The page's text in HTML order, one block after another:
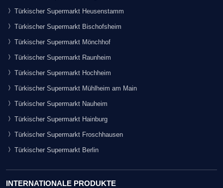
Türkischer Supermarkt Heusenstamm
Türkischer Supermarkt Bischofsheim
Türkischer Supermarkt Mönchhof
Türkischer Supermarkt Raunheim
Türkischer Supermarkt Hochheim
Türkischer Supermarkt Mühlheim am Main
Türkischer Supermarkt Nauheim
Türkischer Supermarkt Hainburg
Türkischer Supermarkt Froschhausen
Türkischer Supermarkt Berlin
INTERNATIONALE PRODUKTE